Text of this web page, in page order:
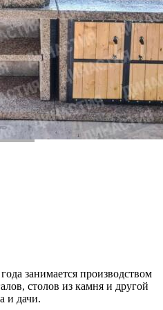
занимается производством
столов из камня и другой
и дачи.